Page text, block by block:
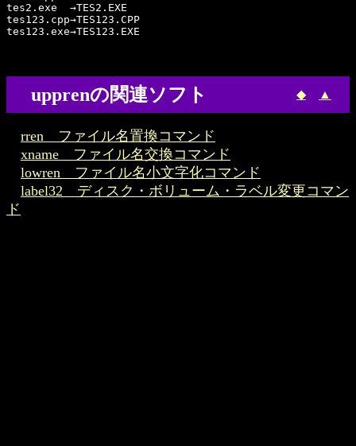
tes2.exe  →TES2.EXE
tes123.cpp→TES123.CPP
upprenの関連ソフト ◆ ▲
rren ファイル名置換コマンド
xname ファイル名交換コマンド
lowren ファイル名小文字化コマンド
label32 ディスク・ボリューム・ラベル変更コマン
ド